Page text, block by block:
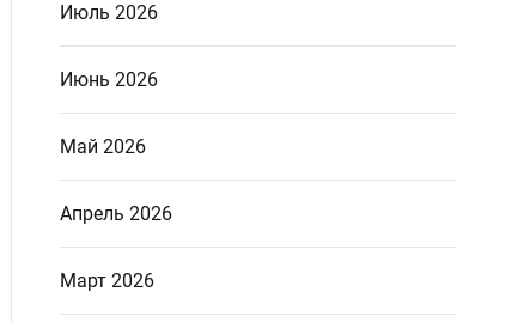
Июль 2026
Июнь 2026
Май 2026
Апрель 2026
Март 2026